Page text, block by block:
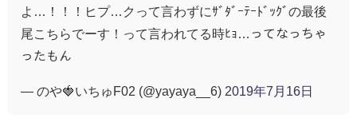
よ…！！！ヒプ…クって言わずにｻﾞﾀﾞｰﾃｰﾄﾞｯｸﾞの最後
尾こちらでーす！って言われてる時ﾋｮ…ってなっちゃ
ったもん
— のや🍓いちゅF02 (@yayaya__6) 2019年7月16日